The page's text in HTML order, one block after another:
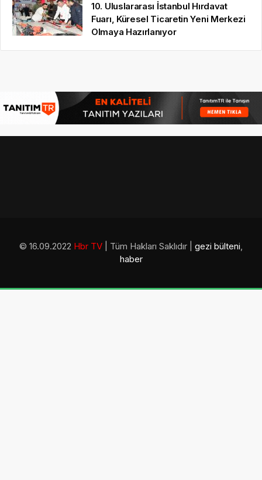
10. Uluslararası İstanbul Hırdavat
Fuarı, Küresel Ticaretin Yeni Merkezi
Olmaya Hazırlanıyor
© 16.09.2022 Hbr TV | Tüm Hakları Saklıdır | gezi bülteni,
haber